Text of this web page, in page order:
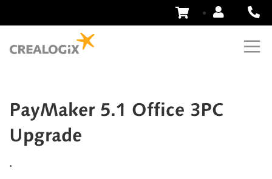
Zum
Inhalt
PayMaker 5.1 Office 3PC
Upgrade
.